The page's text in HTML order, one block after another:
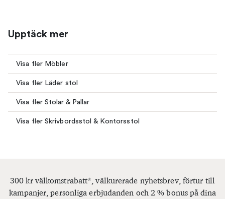
Upptäck mer
Visa fler Möbler
Visa fler Läder stol
Visa fler Stolar & Pallar
Visa fler Skrivbordsstol & Kontorsstol
300 kr välkomstrabatt*, välkurerade nyhetsbrev, förtur till
kampanjer, personliga erbjudanden och 2 % bonus på dina